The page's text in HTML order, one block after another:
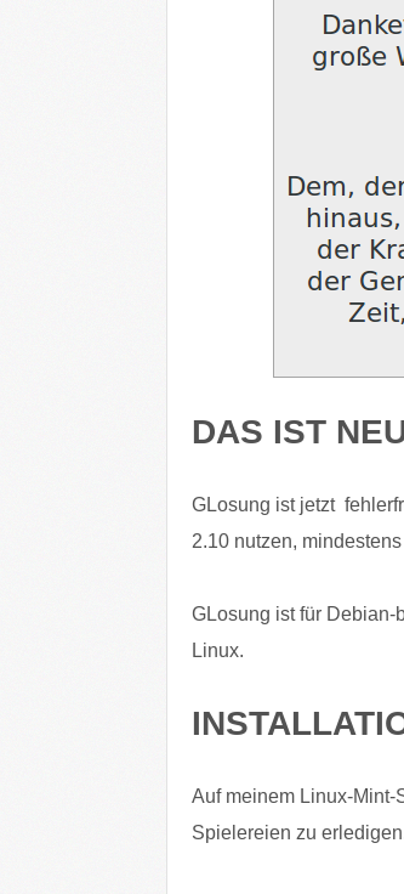
DAS IST
GLosung ist jetzt
2.10 nutzen,
GLosung ist für Debian-
Linux.
Auf meinem Linux-
Spielereien zu